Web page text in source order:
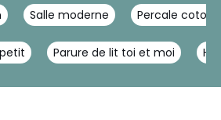
Salle moderne Percale coton
Parure de lit toi et moi